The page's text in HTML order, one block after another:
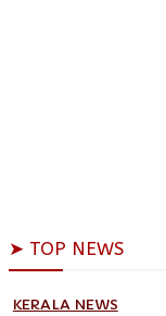
➤ TOP NEWS
KERALA NEWS